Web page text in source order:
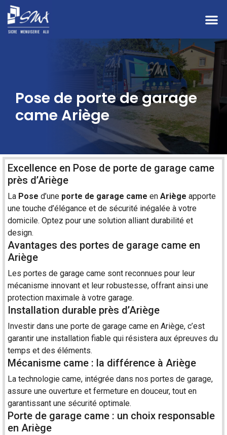
Pose de porte de garage
came Ariège
Excellence en Pose de porte de garage came
près d’Ariège
La Pose d’une porte de garage came en Ariège apporte
une touche d’élégance et de sécurité inégalée à votre
domicile. Optez pour une solution alliant durabilité et
design.
Avantages des portes de garage came en
Ariège
Les portes de garage came sont reconnues pour leur
mécanisme innovant et leur robustesse, offrant ainsi une
protection maximale à votre garage.
Installation durable près d’Ariège
Investir dans une porte de garage came en Ariège, c’est
garantir une installation fiable qui résistera aux épreuves du
temps et des éléments.
Mécanisme came : la différence à Ariège
La technologie came, intégrée dans nos portes de garage,
assure une ouverture et fermeture en douceur, tout en
garantissant une sécurité optimale.
Porte de garage came : un choix responsable
en Ariège